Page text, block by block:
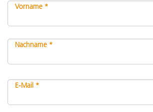
Vorname *
Nachname *
E-Mail *